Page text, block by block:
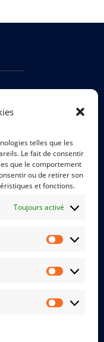
telles que les
Le fait de consentir
que le comportement
ou de retirer son
et fonctions.
Toujours activé
Marketing